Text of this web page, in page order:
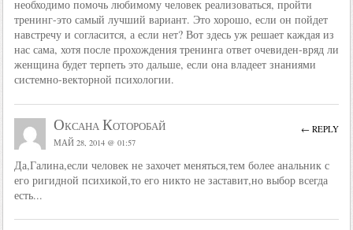
необходимо помочь любимому человек реализоваться, пройти
тренинг-это самый лучший вариант. Это хорошо, если он пойдет
навстречу и согласится, а если нет? Вот здесь уж решает каждая из
нас сама, хотя после прохождения тренинга ответ очевиден-вряд ли
женщина будет терпеть это дальше, если она владеет знаниями
системно-векторной психологии.
Оксана Которобай
МАЙ 28, 2014 @ 01:57
Да,Галина,если человек не захочет меняться,тем более анальник с
его ригидной психикой,то его никто не заставит,но выбор всегда
есть...
← REPLY